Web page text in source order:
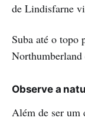
de Lindisfarne
Suba até o topo
Northumberland
Observe a
Além de ser um